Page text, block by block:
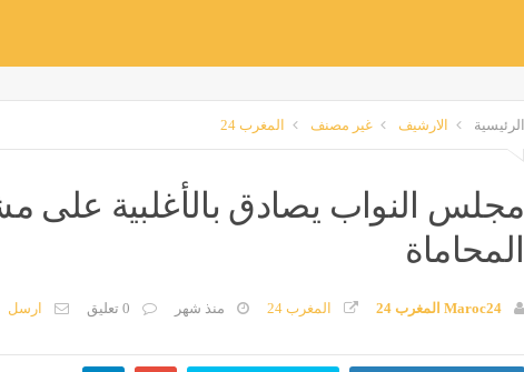
الرئيسية الارشيف غير مصنف المغرب 24
مجلس النواب يصادق بالأغلبية على
المحاماة
Maroc24 المغرب 24 المغرب 24 منذ شهر 0 تعليق ارسل